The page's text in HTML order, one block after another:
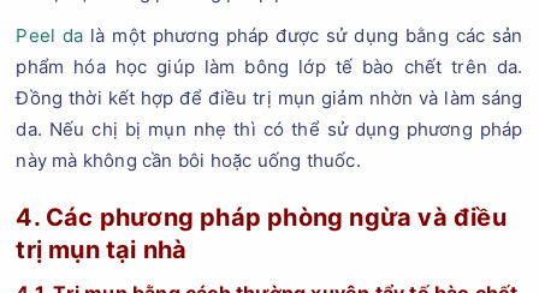
Peel da là một phương pháp được sử dụng bằng các sản
phẩm hóa học giúp làm bông lớp tế bào chết trên da.
Đồng thời kết hợp để điều trị mụn giảm nhờn và làm sáng
da. Nếu chị bị mụn nhẹ thì có thể sử dụng phương pháp
này mà không cần bôi hoặc uống thuốc.
4. Các phương pháp phòng ngừa và điều
trị mụn tại nhà